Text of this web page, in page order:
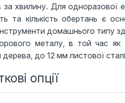
хвилину. Для одноразової
та кількість обертань є
домашнього типу
металу, в той час як
до 12 мм листової
опції